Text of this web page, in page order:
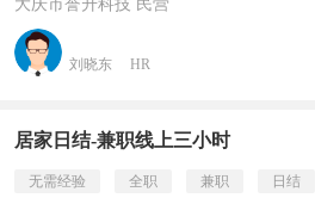
大庆市誉升科技 民营
刘晓东 HR
居家日结-兼职线上三小时
无需经验 全职 兼职 日结